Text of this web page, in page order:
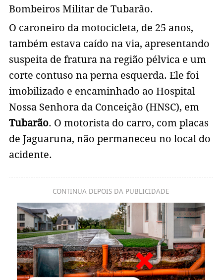
Bombeiros Militar de Tubarão.
O caroneiro da motocicleta, de 25 anos,
também estava caído na via, apresentando
suspeita de fratura na região pélvica e um
corte contuso na perna esquerda. Ele foi
imobilizado e encaminhado ao Hospital
Nossa Senhora da Conceição (HNSC), em
Tubarão. O motorista do carro, com placas
de Jaguaruna, não permaneceu no local do
acidente.
CONTINUA DEPOIS DA PUBLICIDADE